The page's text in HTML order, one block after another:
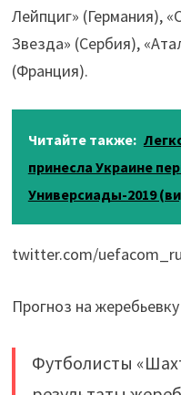
Лейпциг» (Германия),
Звезда» (Сербия),
(Франция).
Читайте также:
принесла Украине
Универсиады-2019
twitter.com/uefacom_ru
Прогноз на
Футболисты